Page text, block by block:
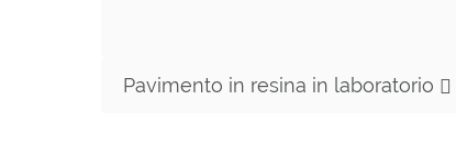
Pavimento in resina in laboratorio